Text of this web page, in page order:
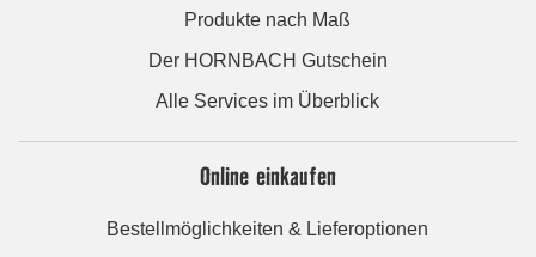
Produkte nach Maß
Der HORNBACH Gutschein
Alle Services im Überblick
Online einkaufen
Bestellmöglichkeiten & Lieferoptionen